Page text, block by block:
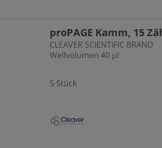
proPAGE Kamm, 15
CLEAVER SCIENTIFIC BRAND
Wellvolumen 40 µl
5 Stück